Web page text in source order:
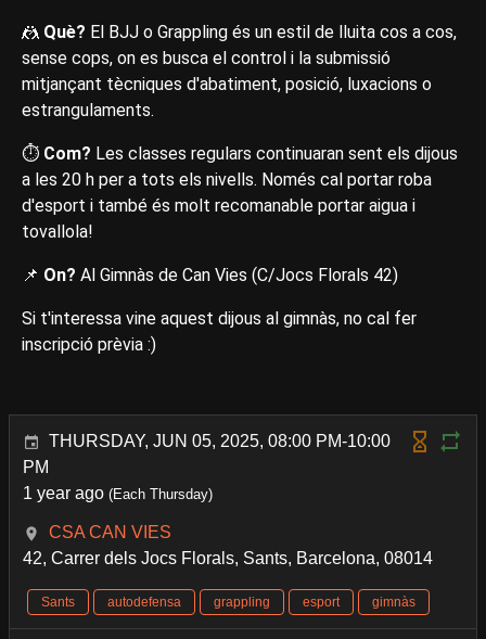
🤼 ‍ Què? El BJJ o Grappling és un estil de lluita cos a cos,
sense cops, on es busca el control i la submissió
mitjançant tècniques d'abatiment, posició, luxacions o
estrangulaments.
⏱️ Com? Les classes regulars continuaran sent els dijous
a les 20 h per a tots els nivells. Només cal portar roba
d'esport i també és molt recomanable portar aigua i
tovallola!
📌 On? Al Gimnàs de Can Vies (C/Jocs Florals 42)
Si t'interessa vine aquest dijous al gimnàs, no cal fer
inscripció prèvia :)
THURSDAY, JUN 05, 2025, 08:00 PM-10:00
PM
1 year ago (Each Thursday)
CSA CAN VIES
42, Carrer dels Jocs Florals, Sants, Barcelona, 08014
Sants autodefensa grappling esport gimnàs